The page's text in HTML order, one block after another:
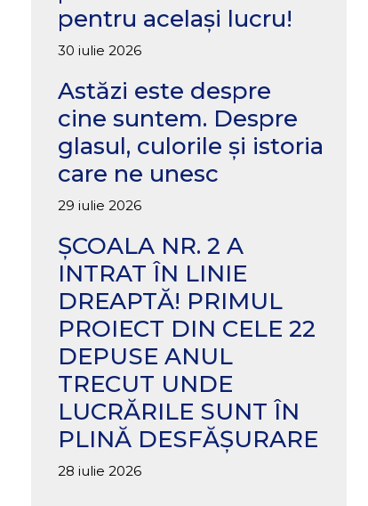
pentru același lucru!
30 iulie 2026
Astăzi este despre
cine suntem. Despre
glasul, culorile și istoria
care ne unesc
29 iulie 2026
ȘCOALA NR. 2 A
INTRAT ÎN LINIE
DREAPTĂ! PRIMUL
PROIECT DIN CELE 22
DEPUSE ANUL
TRECUT UNDE
LUCRĂRILE SUNT ÎN
PLINĂ DESFĂȘURARE
28 iulie 2026